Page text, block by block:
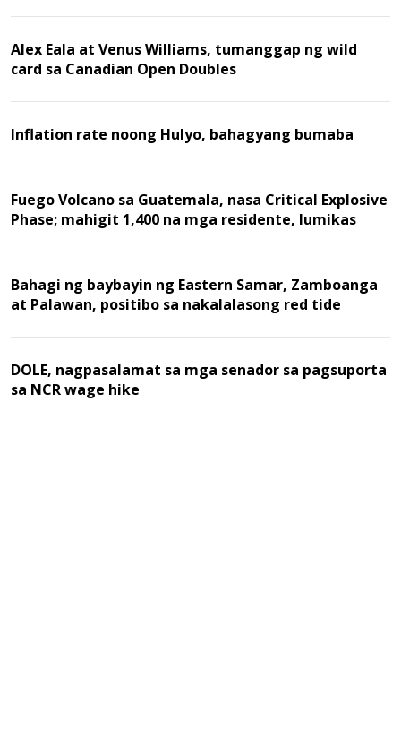
Alex Eala at Venus Williams, tumanggap ng wild
card sa Canadian Open Doubles
Inflation rate noong Hulyo, bahagyang bumaba
Fuego Volcano sa Guatemala, nasa Critical Explosive
Phase; mahigit 1,400 na mga residente, lumikas
Bahagi ng baybayin ng Eastern Samar, Zamboanga
at Palawan, positibo sa nakalalasong red tide
DOLE, nagpasalamat sa mga senador sa pagsuporta
sa NCR wage hike